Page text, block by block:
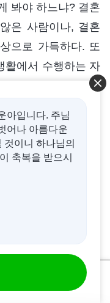
봐야 하느냐? 결혼
은 사람이나, 결혼
으로 가득하다. 또
활에서 수행하는 자
를 다분히 가지고 있
수행해야 할 역할,
모른다. 그러니 결
들어가고, 개인의
험하고 깨달은 부
의 이해는 상당 부
아입니다. 주님
어나 아름다운
이니 하나님의
축복을 받으시